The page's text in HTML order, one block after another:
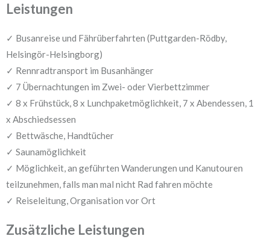
Leistungen
✓ Busanreise und Fährüberfahrten (Puttgarden-Rödby,
Helsingör-Helsingborg)
✓ Rennradtransport im Busanhänger
✓ 7 Übernachtungen im Zwei- oder Vierbettzimmer
✓ 8 x Frühstück, 8 x Lunchpaketmöglichkeit, 7 x Abendessen, 1
x Abschiedsessen
✓ Bettwäsche, Handtücher
✓ Saunamöglichkeit
✓ Möglichkeit, an geführten Wanderungen und Kanutouren
teilzunehmen, falls man mal nicht Rad fahren möchte
✓ Reiseleitung, Organisation vor Ort
Zusätzliche Leistungen